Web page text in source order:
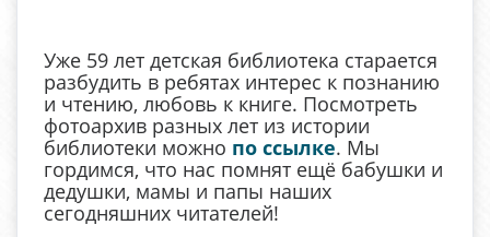
Уже 59 лет детская библиотека старается
разбудить в ребятах интерес к познанию
и чтению, любовь к книге. Посмотреть
фотоархив разных лет из истории
библиотеки можно по ссылке. Мы
гордимся, что нас помнят ещё бабушки и
дедушки, мамы и папы наших
сегодняшних читателей!